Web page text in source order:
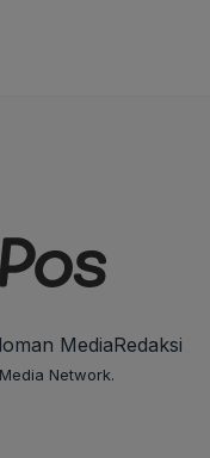
MediaRedaksi
Network.